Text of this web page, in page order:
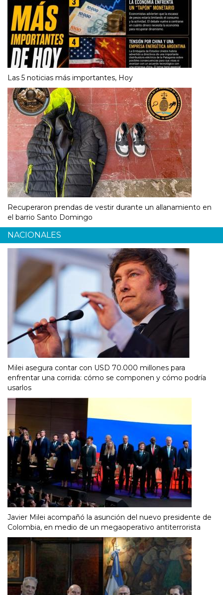
Las 5 noticias más importantes, Hoy
Recuperaron prendas de vestir durante un allanamiento en
el barrio Santo Domingo
NACIONALES
Milei asegura contar con USD 70.000 millones para
enfrentar una corrida: cómo se componen y cómo podría
usarlos
Javier Milei acompañó la asunción del nuevo presidente de
Colombia, en medio de un megaoperativo antiterrorista